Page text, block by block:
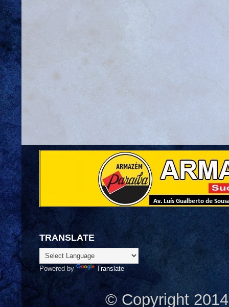
TRANSLATE
Powered by Translate
© Copyright